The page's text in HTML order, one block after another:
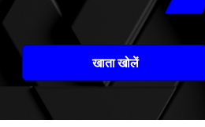
खाता खोलें